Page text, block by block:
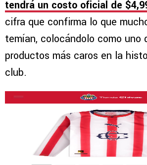
tendrá un costo oficial de
cifra que confirma lo que
temían, colocándolo como uno
productos más caros en la
club.